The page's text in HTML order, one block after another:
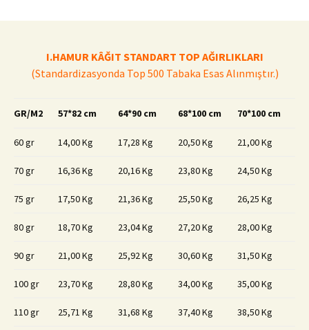
I.HAMUR KÂĞIT STANDART TOP AĞIRLIKLARI
(Standardizasyonda Top 500 Tabaka Esas Alınmıştır.)
GR/M2 57*82 cm 64*90 cm 68*100 cm 70*100 cm
60 gr 14,00 Kg 17,28 Kg 20,50 Kg 21,00 Kg
70 gr 16,36 Kg 20,16 Kg 23,80 Kg 24,50 Kg
75 gr 17,50 Kg 21,36 Kg 25,50 Kg 26,25 Kg
80 gr 18,70 Kg 23,04 Kg 27,20 Kg 28,00 Kg
90 gr 21,00 Kg 25,92 Kg 30,60 Kg 31,50 Kg
100 gr 23,70 Kg 28,80 Kg 34,00 Kg 35,00 Kg
110 gr 25,71 Kg 31,68 Kg 37,40 Kg 38,50 Kg